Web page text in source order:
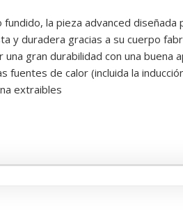
fundido, la pieza advanced
y duradera gracias a su cuerpo
una gran durabilidad con una buena
fuentes de calor (incluida la
extraibles